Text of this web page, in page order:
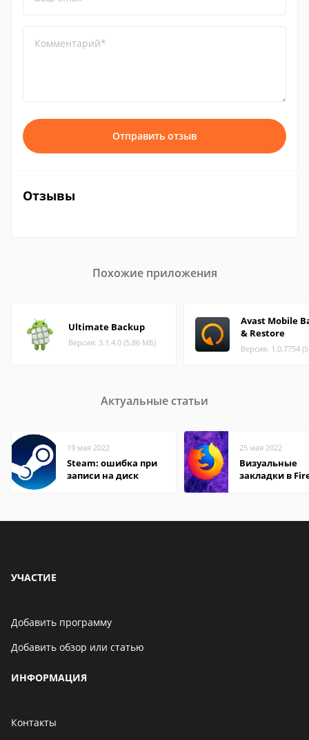
Комментарий*
Отправить отзыв
Отзывы
Похожие приложения
Ultimate Backup
Версия: 3.1.4.0 (5.86 МБ)
Avast Mobile
& Restore
Версия: 1.0.7754
Актуальные статьи
19 мая 2022
Steam: ошибка при
записи на диск
25 мая 2022
Визуальные
закладки в
УЧАСТИЕ
Добавить программу
Добавить обзор или статью
ИНФОРМАЦИЯ
Контакты